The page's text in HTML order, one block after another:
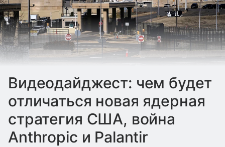
Видеодайджест: чем будет
отличаться новая ядерная
стратегия США, война
Anthropic и Palantir